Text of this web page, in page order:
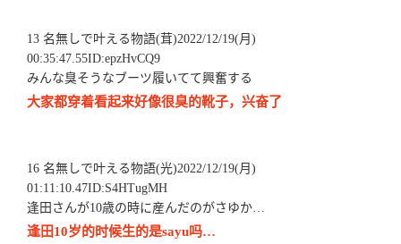
13 名無しで叶える物語(茸)2022/12/19(月)
00:35:47.55ID:epzHvCQ9
みんな臭そうなブーツ履いてて興奮する
大家都穿着看起来好像很臭的靴子，兴奋了
16 名無しで叶える物語(光)2022/12/19(月)
01:11:10.47ID:S4HTugMH
逢田さんが10歳の時に産んだのがさゆか…
逢田10岁的时候生的是sayu吗…